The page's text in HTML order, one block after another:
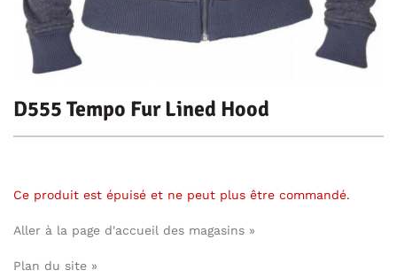
D555 Tempo Fur Lined Hood
Ce produit est épuisé et ne peut plus être commandé.
Aller à la page d'accueil des magasins »
Plan du site »